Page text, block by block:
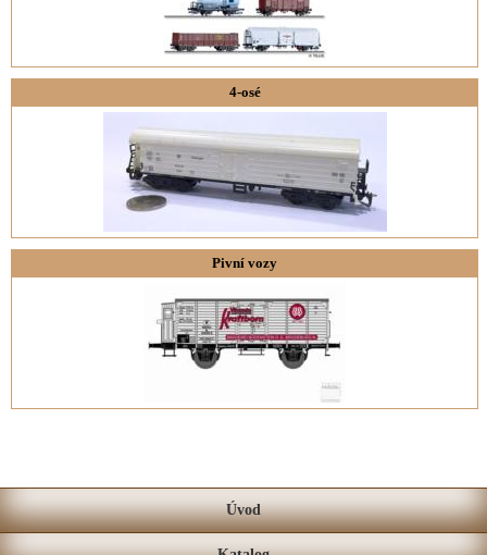
4-osé
Pivní vozy
Úvod